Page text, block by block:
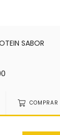
SABOR
COMPRAR